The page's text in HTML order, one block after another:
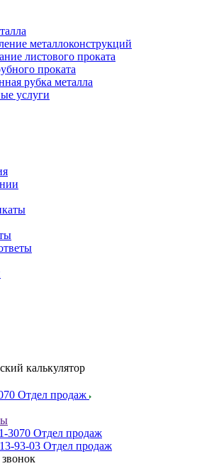
металлоконструкций
листового проката
проката
рубка металла
услуги
калькулятор
Отдел продаж
3070 Отдел продаж
93-03 Отдел продаж
звонок